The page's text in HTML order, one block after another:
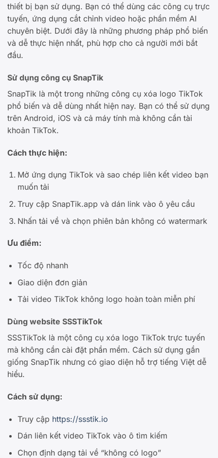
thiết bị bạn sử dụng. Bạn có thể dùng các công cụ trực
tuyến, ứng dụng cắt chỉnh video hoặc phần mềm AI
chuyên biệt. Dưới đây là những phương pháp phổ biến
và dễ thực hiện nhất, phù hợp cho cả người mới bắt
đầu.
Sử dụng công cụ SnapTik
SnapTik là một trong những công cụ xóa logo TikTok
phổ biến và dễ dùng nhất hiện nay. Bạn có thể sử dụng
trên Android, iOS và cả máy tính mà không cần tài
khoản TikTok.
Cách thực hiện:
Mở ứng dụng TikTok và sao chép liên kết video bạn
muốn tải
Truy cập SnapTik.app và dán link vào ô yêu cầu
Nhấn tải về và chọn phiên bản không có watermark
Ưu điểm:
Tốc độ nhanh
Giao diện đơn giản
Tải video TikTok không logo hoàn toàn miễn phí
Dùng website SSSTikTok
SSSTikTok là một công cụ xóa logo TikTok trực tuyến
mà không cần cài đặt phần mềm. Cách sử dụng gần
giống SnapTik nhưng có giao diện hỗ trợ tiếng Việt dễ
hiểu.
Cách sử dụng:
Truy cập https://ssstik.io
Dán liên kết video TikTok vào ô tìm kiếm
Chọn định dạng tải về “không có logo”